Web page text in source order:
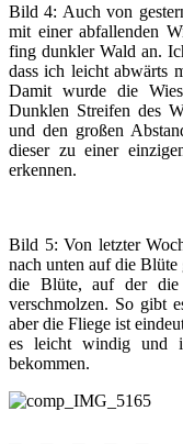
Bild 4: Auch von
mit einer abfallenden
fing dunkler Wald an.
dass ich leicht abwärts
Damit wurde die
Dunklen Streifen des
und den großen
dieser zu einer
erkennen.
Bild 5: Von letzter
nach unten auf die Blüte
die Blüte, auf der die
verschmolzen. So gibt
aber die Fliege ist
es leicht windig und
bekommen.